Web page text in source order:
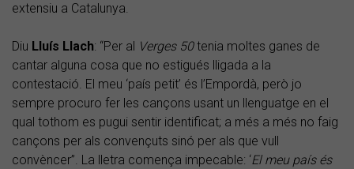
extensiu a Catalunya.
Diu Lluís Llach: “Per al Verges 50tenia moltes ganes de
cantar alguna cosa que no estigués lligada a la
contestació. El meu ‘país petit’ és l’Empordà, però jo
sempre procuro fer les cançons usant un llenguatge en el
qual tothom es pugui sentir identificat; a més a més no faig
cançons per als convençuts sinó per als que vull
convèncer”. La lletra comença impecable: ‘El meu país és